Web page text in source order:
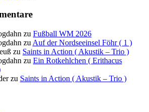
zu Fußball WM 2026
zu Auf der Nordseeinsel Föhr ( 1 )
zu Saints in Action ( Akustik – Trio )
zu Ein Rotkehlchen ( Erithacus
zu Saints in Action ( Akustik – Trio )